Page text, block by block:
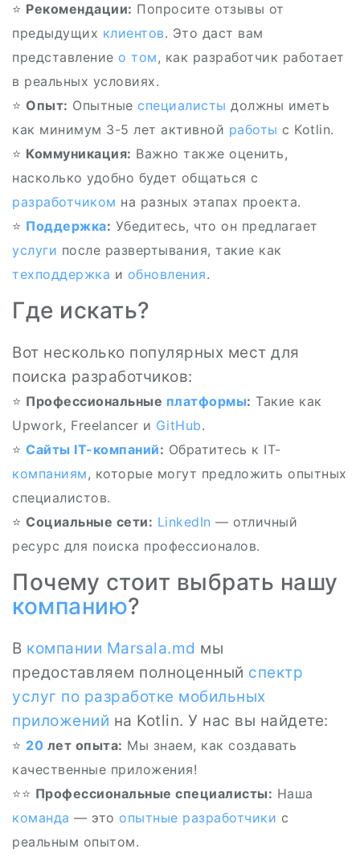
⭐ Рекомендации: Попросите отзывы от
предыдущих клиентов. Это даст вам
представление о том, как разработчик работает
в реальных условиях.
⭐ Опыт: Опытные специалисты должны иметь
как минимум 3-5 лет активной работы с Kotlin.
⭐️ Коммуникация: Важно также оценить,
насколько удобно будет общаться с
разработчиком на разных этапах проекта.
⭐ Поддержка: Убедитесь, что он предлагает
услуги после развертывания, такие как
техподдержка и обновления.
Где искать?
Вот несколько популярных мест для
поиска разработчиков:
⭐ Профессиональные платформы: Такие как
Upwork, Freelancer и GitHub.
⭐ Сайты IT-компаний: Обратитесь к IT-
компаниям, которые могут предложить опытных
специалистов.
⭐ Социальные сети: LinkedIn — отличный
ресурс для поиска профессионалов.
Почему стоит выбрать нашу
компанию?
В компании Marsala.md мы
предоставляем полноценный спектр
услуг по разработке мобильных
приложений на Kotlin. У нас вы найдете:
⭐ 20 лет опыта: Мы знаем, как создавать
качественные приложения!
⭐‍⭐ Профессиональные специалисты: Наша
команда — это опытные разработчики с
реальным опытом.